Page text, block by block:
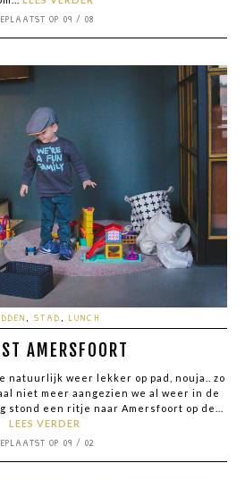
OP 09 / 08
, STAD , LUNCH
AMERSFOORT
natuurlijk weer lekker op pad, nouja.. zo
niet meer aangezien we al weer in de
stond een ritje naar Amersfoort op de...
LEES VERDER
OP 09 / 02